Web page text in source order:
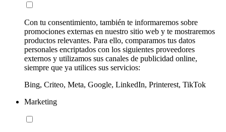
Con tu consentimiento, también te informaremos sobre
promociones externas en nuestro sitio web y te mostraremos
productos relevantes. Para ello, comparamos tus datos
personales encriptados con los siguientes proveedores
externos y utilizamos sus canales de publicidad online,
siempre que ya utilices sus servicios:
Bing, Criteo, Meta, Google, LinkedIn, Printerest, TikTok
Marketing